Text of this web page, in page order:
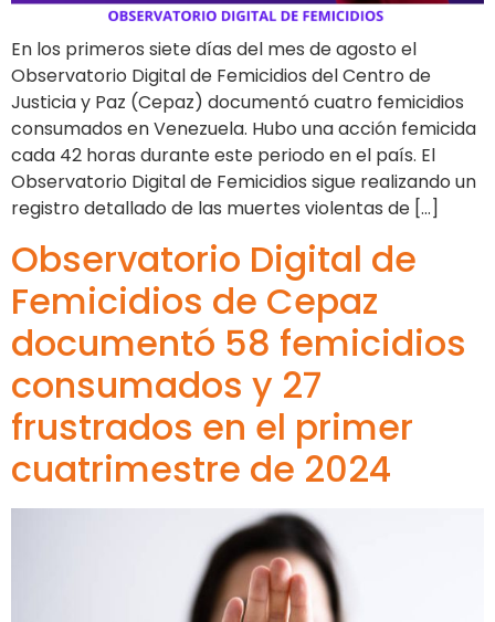
En los primeros siete días del mes de agosto el
Observatorio Digital de Femicidios del Centro de
Justicia y Paz (Cepaz) documentó cuatro femicidios
consumados en Venezuela. Hubo una acción femicida
cada 42 horas durante este periodo en el país. El
Observatorio Digital de Femicidios sigue realizando un
registro detallado de las muertes violentas de […]
Observatorio Digital de
Femicidios de Cepaz
documentó 58 femicidios
consumados y 27
frustrados en el primer
cuatrimestre de 2024